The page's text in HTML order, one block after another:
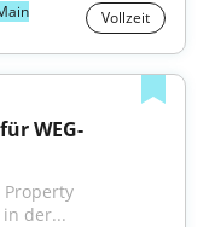
Vollzeit
WEG-
der...